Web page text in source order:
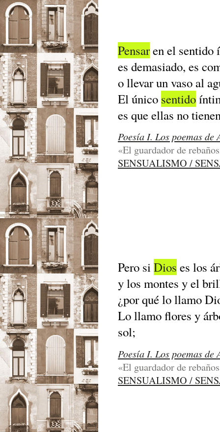
Pensaren el sentido
es demasiado, es
o llevar un vaso al
El único sentido
es que ellas no
Poesía I. Los poemas
«El guardador de
SENSUALISMO /
Pero siDios es los
y los montes y el
¿por qué lo llamo
Lo llamo flores y
sol;
Poesía I. Los poemas
«El guardador de
SENSUALISMO /